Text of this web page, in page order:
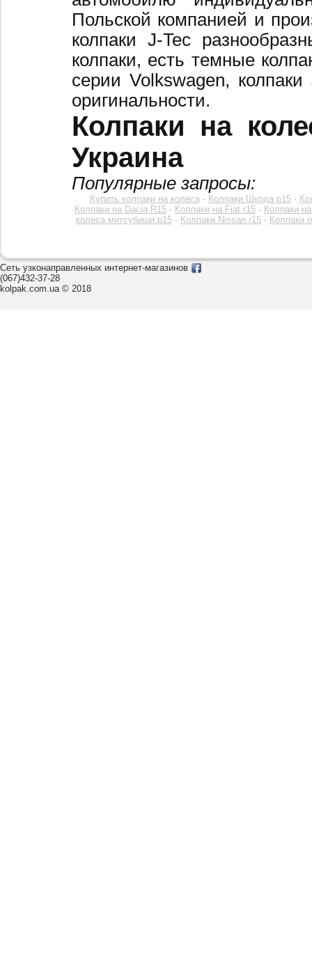
Польской компанией и
колпаки J-Tec
колпаки, есть темные
серии Volkswagen,
оригинальности.
Колпаки на
Украина
Популярные запросы:
Купить колпаки на колеса- Колпаки Шкода р15-
Колпаки на Dacia R15 - Колпаки на Fiat r15 - Колпаки
колеса митсубиши р15 - Колпаки Nissan r15 - Колпаки
Сеть узконаправленных интернет-магазинов
(067)432-37-28
kolpak.com.ua © 2018